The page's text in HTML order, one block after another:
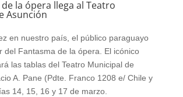
la ópera llega al Teatro
Asunción
en nuestro país, el público paraguayo
del Fantasma de la ópera. El icónico
las tablas del Teatro Municipal de
A. Pane (Pdte. Franco 1208 e/ Chile y
14, 15, 16 y 17 de marzo.